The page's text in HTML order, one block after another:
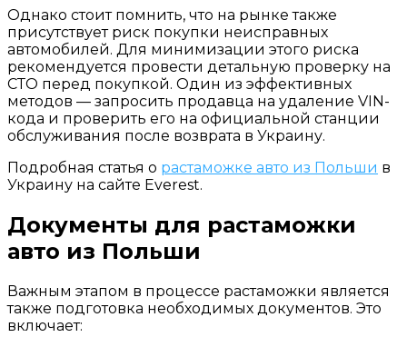
Однако стоит помнить, что на рынке также
присутствует риск покупки неисправных
автомобилей. Для минимизации этого риска
рекомендуется провести детальную проверку на
СТО перед покупкой. Один из эффективных
методов — запросить продавца на удаление VIN-
кода и проверить его на официальной станции
обслуживания после возврата в Украину.
Подробная статья о растаможке авто из Польши в
Украину на сайте Everest.
Документы для растаможки
авто из Польши
Важным этапом в процессе растаможки является
также подготовка необходимых документов. Это
включает: